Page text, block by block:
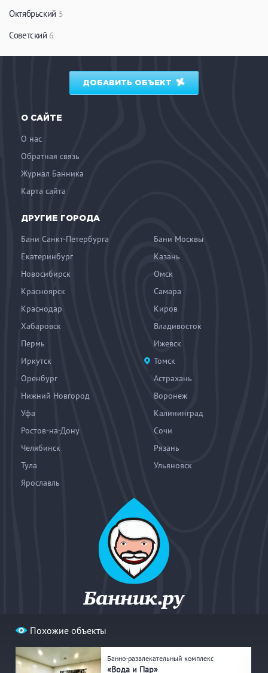
Похожие объекты
Банно-развлекательный комплекс
«Вода и Пар»
Октябрьский 5
Советский 6
ДОБАВИТЬ ОБЪЕКТ
О САЙТЕ
О нас
Обратная связь
Журнал Банника
Карта сайта
ДРУГИЕ ГОРОДА
Бани Санкт-Петербурга
Бани Москвы
Екатеринбург
Казань
Новосибирск
Омск
Красноярск
Самара
Краснодар
Киров
Хабаровск
Владивосток
Пермь
Ижевск
Иркутск
Томск
Оренбург
Астрахань
Нижний Новгород
Воронеж
Уфа
Калининград
Ростов-на-Дону
Сочи
Челябинск
Рязань
Тула
Ульяновск
Ярославль
гиперссылка на bannik.ru обязательна.